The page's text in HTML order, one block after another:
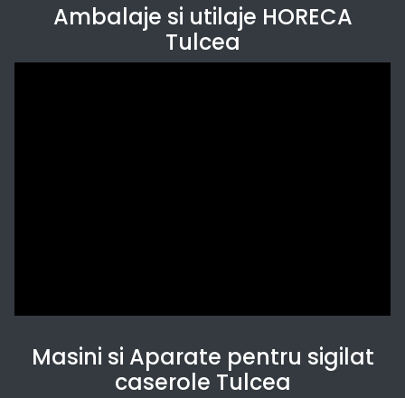
Ambalaje si utilaje HORECA
Tulcea
Masini si Aparate pentru sigilat
caserole Tulcea